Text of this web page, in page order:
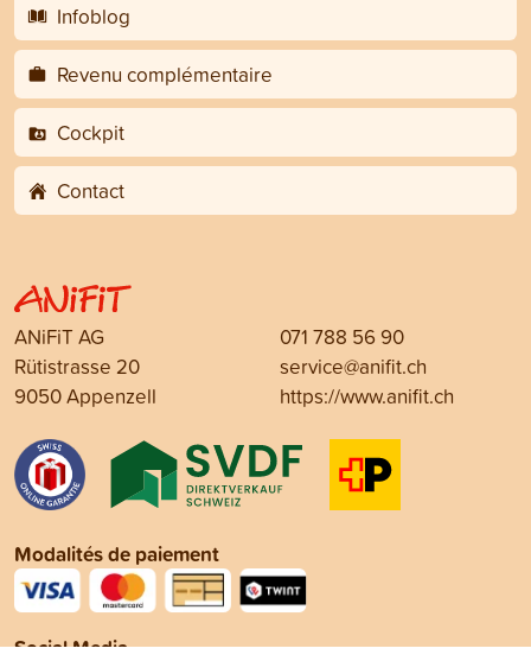
Infoblog
Revenu complémentaire
Cockpit
Contact
ANiFiT AG
Rütistrasse 20
9050 Appenzell
071 788 56 90
service@anifit.ch
https://www.anifit.ch
Modalités de paiement
Social Media